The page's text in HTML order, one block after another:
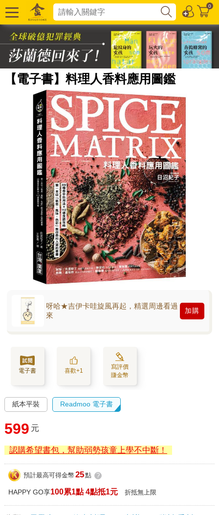
0
【電子書】料理人香料應用圖鑑
呀哈★吉伊卡哇旋風再起，精選周邊看過
來
加購
電子書 喜歡+1
寫評價
賺金幣
紙本平裝 Readmoo 電子書
599 元
認購希望書包，幫助弱勢孩童上學不中斷！
預計最高可得金幣 25點 ?
HAPPY GO享100累1點 4點抵1元 折抵無上限